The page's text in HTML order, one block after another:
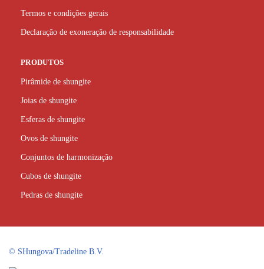
Termos e condições gerais
Declaração de exoneração de responsabilidade
PRODUTOS
Pirâmide de shungite
Joias de shungite
Esferas de shungite
Ovos de shungite
Conjuntos de harmonização
Cubos de shungite
Pedras de shungite
© SHungova/Tradeline B.V.